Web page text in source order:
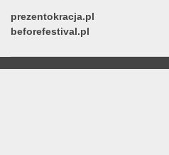
prezentokracja.pl
beforefestival.pl